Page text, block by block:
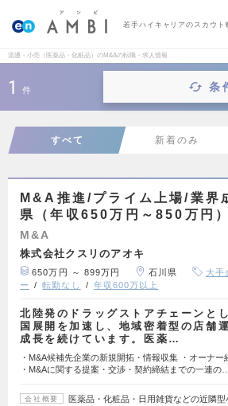
若手ハイキャリアのスカウト
流通・小売（医薬品・化粧品）のM&Aの転職・求人情報
1 件 条
すべて 新着のみ
M&A推進/プライム上場/業界
県（年収650万円～850万円）
M&A
株式会社クスリのアオキ
650万円 ～ 899万円 石川県 大手
ー
転勤なし 年収600万以上
北陸発のドラッグストアチェーンと
国展開を加速し、地域密着型の店舗
成長を続けています。医薬…
・M&A候補先企業の新規開拓・情報収集 ・オーナ
・M&Aに関する提案・交渉・契約締結までの一連の…
会社概要
医薬品・化粧品・日用雑貨などの近隣